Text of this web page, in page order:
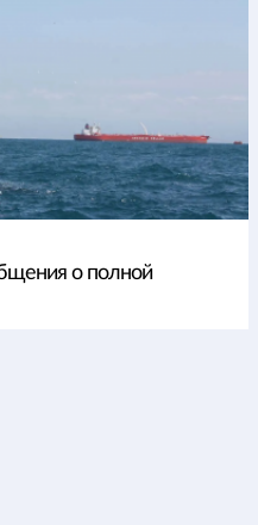
о полной